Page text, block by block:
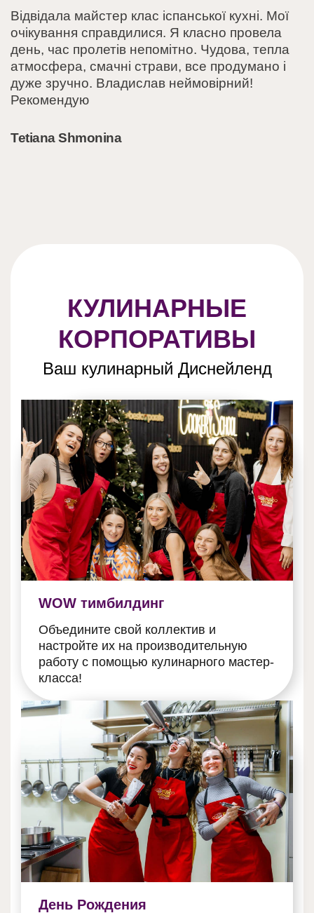
Відвідала майстер клас іспанської кухні. Мої
очікування справдилися. Я класно провела
день, час пролетів непомітно. Чудова, тепла
атмосфера, смачні страви, все продумано і
дуже зручно. Владислав неймовірний!
Рекомендую
Tetiana Shmonina
КУЛИНАРНЫЕ
КОРПОРАТИВЫ
Ваш кулинарный Диснейленд
WOW тимбилдинг
Объедините свой коллектив и
настройте их на производительную
работу с помощью кулинарного мастер-
класса!
День Рождения